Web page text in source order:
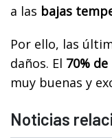
a las bajas
Por ello, las
daños. El 70%
muy buenas y
Noticias